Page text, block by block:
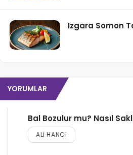
Izgara Somon
YORUMLAR
Bal Bozulur mu? Nasıl
ALI HANCI